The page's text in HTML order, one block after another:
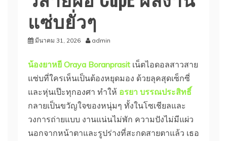
แซ่บยั่วๆ
มีนาคม 31, 2026 admin
น้องยาหยี Oraya Boranprasit เน็ตไอดอลสาวสาย
แซ่บที่ใครเห็นเป็นต้องหยุดมอง ด้วยลุคสุดเซ็กซี่
และหุ่นเป๊ะทุกองศา ทำให้ อรยา บรรณประสิทธิ์
กลายเป็นขวัญใจของหนุ่มๆ ทั้งในโซเชียลและ
วงการถ่ายแบบ งานแน่นไม่พัก ความปังไม่มีแผ่ว
นอกจากหน้าตาและรูปร่างที่สะกดสายตาแล้ว เธอ